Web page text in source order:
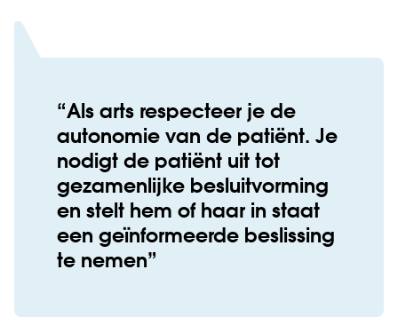
Als arts respecteer je de
autonomie van de patiënt. Je
nodigt de patiënt uit tot
gezamenlijke besluitvorming
en stelt hem of haar in staat
een geïnformeerde beslissing
te nemen